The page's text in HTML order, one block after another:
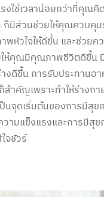
งใช้เวลาน้อยกว่าที่คุณคิ
มีส่วนช่วยให้คุณควบคุม
พหัวใจให้ดีขึ้น และช่วย
ห้คุณมีคุณภาพชีวิตดีขึ้น
งดีขึ้น การรับประทานอา
ำคัญเพราะทำให้ร่างกา
นจุดเริ่มต้นของการมีสุข
ามแข็งแรงและการมีสุ
จชัวร์